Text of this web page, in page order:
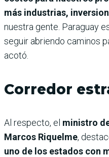
más industrias,
nuestra gente. Paraguay
seguir abriendo caminos
acotó.
Corredor
Al respecto, el ministro
Marcos Riquelme,
uno de los estados con